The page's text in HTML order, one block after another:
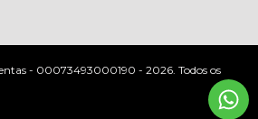
- 00073493000190 - 2026. Todos os